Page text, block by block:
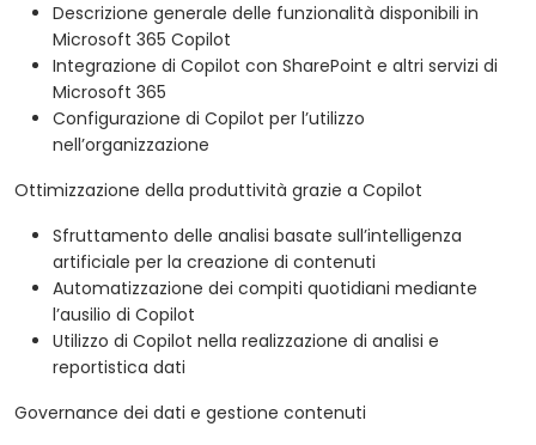
Descrizione generale delle funzionalità disponibili in
Microsoft 365 Copilot
Integrazione di Copilot con SharePoint e altri servizi di
Microsoft 365
Configurazione di Copilot per l’utilizzo
nell’organizzazione
Ottimizzazione della produttività grazie a Copilot
Sfruttamento delle analisi basate sull’intelligenza
artificiale per la creazione di contenuti
Automatizzazione dei compiti quotidiani mediante
l’ausilio di Copilot
Utilizzo di Copilot nella realizzazione di analisi e
reportistica dati
Governance dei dati e gestione contenuti